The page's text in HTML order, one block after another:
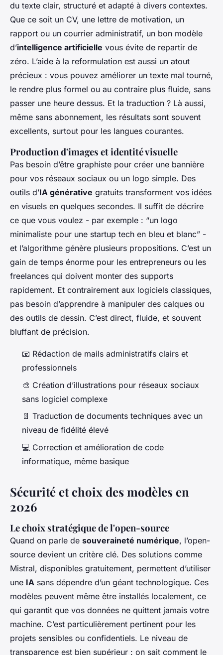
du texte clair, structuré et adapté à divers contextes.
Que ce soit un CV, une lettre de motivation, un
rapport ou un courrier administratif, un bon modèle
d’intelligence artificielle vous évite de repartir de
zéro. L’aide à la reformulation est aussi un atout
précieux : vous pouvez améliorer un texte mal tourné,
le rendre plus formel ou au contraire plus fluide, sans
passer une heure dessus. Et la traduction ? Là aussi,
même sans abonnement, les résultats sont souvent
excellents, surtout pour les langues courantes.
Production d'images et identité visuelle
Pas besoin d’être graphiste pour créer une bannière
pour vos réseaux sociaux ou un logo simple. Des
outils d’IA générative gratuits transforment vos idées
en visuels en quelques secondes. Il suffit de décrire
ce que vous voulez - par exemple : “un logo
minimaliste pour une startup tech en bleu et blanc” -
et l’algorithme génère plusieurs propositions. C’est un
gain de temps énorme pour les entrepreneurs ou les
freelances qui doivent monter des supports
rapidement. Et contrairement aux logiciels classiques,
pas besoin d’apprendre à manipuler des calques ou
des outils de dessin. C’est direct, fluide, et souvent
bluffant de précision.
📧 Rédaction de mails administratifs clairs et
professionnels
🎨 Création d’illustrations pour réseaux sociaux
sans logiciel complexe
📄 Traduction de documents techniques avec un
niveau de fidélité élevé
💻 Correction et amélioration de code
informatique, même basique
Sécurité et choix des modèles en
2026
Le choix stratégique de l'open-source
Quand on parle de souveraineté numérique, l’open-
source devient un critère clé. Des solutions comme
Mistral, disponibles gratuitement, permettent d’utiliser
une IA sans dépendre d’un géant technologique. Ces
modèles peuvent même être installés localement, ce
qui garantit que vos données ne quittent jamais votre
machine. C’est particulièrement pertinent pour les
projets sensibles ou confidentiels. Le niveau de
transparence est bien supérieur : on sait comment le